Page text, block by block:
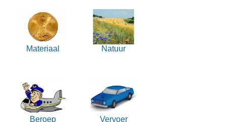
Materiaal Natuur
Beroep Vervoer